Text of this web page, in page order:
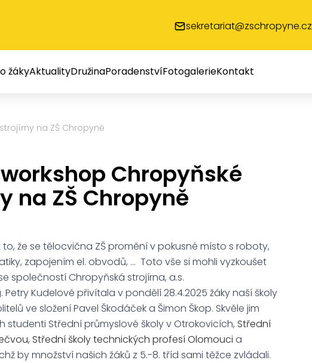
sekretariat@zschropyne.cz
žákyAktualityDružinaPoradenstvíFotogalerieKontakt
na ZŠ Chropyně
Chropyňské
na ZŠ Chropyně
že se tělocvična ZŠ promění v pokusné místo s roboty,
zapojením el. obvodů, … Toto vše si mohli vyzkoušet
společností Chropyňská strojírna, a.s.
Kudelové přivítala v pondělí 28.4.2025 žáky naší školy
ve složení Pavel Škodáček a Šimon Škop. Skvěle jim
Střední průmyslové školy v Otrokovicích, Střední
Střední školy technických profesí Olomouci a
by množství našich žáků z 5.-8. tříd sami těžce zvládali.